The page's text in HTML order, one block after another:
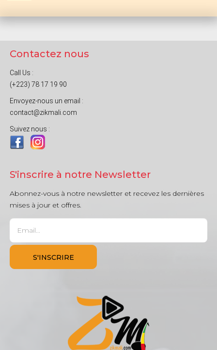
Contactez nous
Call Us :
(+223) 78 17 19 90
Envoyez-nous un email :
contact@zikmali.com
Suivez nous :
S'inscrire à notre Newsletter
Abonnez-vous à notre newsletter et recevez les dernières
mises à jour et offres.